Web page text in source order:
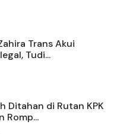
Trans Akui
Tudi...
Ditahan di Rutan KPK
Romp...